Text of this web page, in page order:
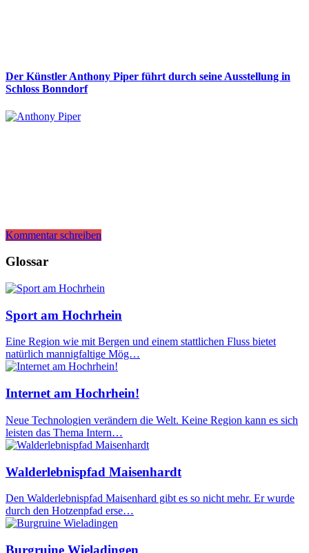
Der Künstler Anthony Piper führt durch seine Ausstellung in
Schloss Bonndorf
Kommentar schreiben
Glossar
Sport am Hochrhein
Eine Region wie mit Bergen und einem stattlichen Fluss bietet
natürlich mannigfaltige Mög…
Internet am Hochrhein!
Neue Technologien verändern die Welt. Keine Region kann es sich
leisten das Thema Intern…
Walderlebnispfad Maisenhardt
Den Walderlebnispfad Maisenhard gibt es so nicht mehr. Er wurde
durch den Hotzenpfad erse…
Burgruine Wieladingen